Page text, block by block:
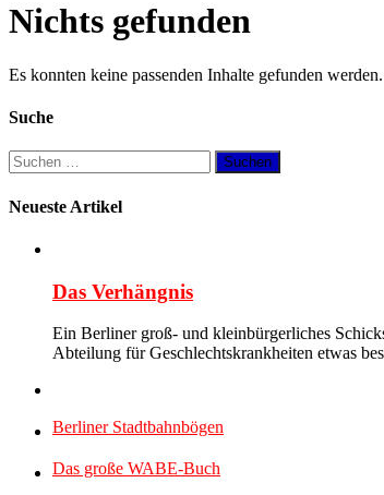
Nichts gefunden
Es konnten keine passenden Inhalte gefunden
Suche
Suchen
nach:
Neueste Artikel
Das Verhängnis
Ein Berliner groß- und kleinbürgerliches
Abteilung für Geschlechtskrankheiten etwas
Berliner Stadtbahnbögen
Das große WABE-Buch